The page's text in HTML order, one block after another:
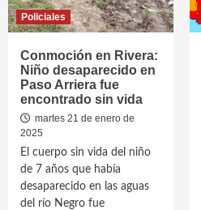
Policiales
Conmoción en Rivera:
Niño desaparecido en
Paso Arriera fue
encontrado sin vida
martes 21 de enero de
2025
El cuerpo sin vida del niño
de 7 años que había
desaparecido en las aguas
del río Negro fue